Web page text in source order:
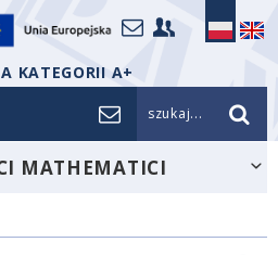
KATEGORII A+
szukaj...
MATHEMATICI